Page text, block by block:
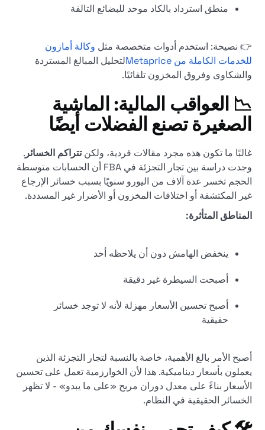
منطق استرداد بالكاد موحد للبضائع التالفة
👉 نصيحة: استخدم أدوات متخصصة مثل وكالة أمازون
للخدمات الكاملة من Metaprice
لتحليل المبالغ المستردة
والشكاوى وفروق المخزون تلقائيًا.
📉 العواقب المالية: الماشية
الصغيرة تصنع الفضلات أيضًا
غالبًا ما تكون هذه مجرد مقالات فردية، ولكنتتراكم الخسائر.
وجدت دراسة بين تجار التجزئة في FBA أن الحسابات متوسطة
الحجم تخسر عدة آلاف من اليورو سنويًا بسبب خسائر الإرجاع
غير المكتشفة أو اختلافات المخزون أو الأضرار غير المسددة.
المناطق المتأثرة:
ينخفض الهامش دون أن يلاحظه أحد
أصبحت السيطرة غير دقيقة
أصبح تحسين الأسعار مهزلة لأنه لا توجد خسائر
حقيقية
أصبح الأمر بالغ الأهمية، خاصة بالنسبة لتجار التجزئة الذين
يعملون بأسعار ديناميكية. هذا لأن الخوارزمية تعمل على تحسين
الأسعار بناءً على معدل دوران مربح «على ما يبدو» - لا تظهر
الخسائر الحقيقية في النظام.